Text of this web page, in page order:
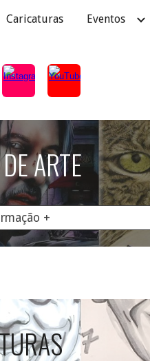
Skip to
Caricaturas Eventos
ARTE
+